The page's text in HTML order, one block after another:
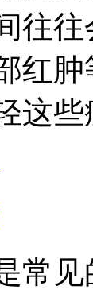
往
红
这
常